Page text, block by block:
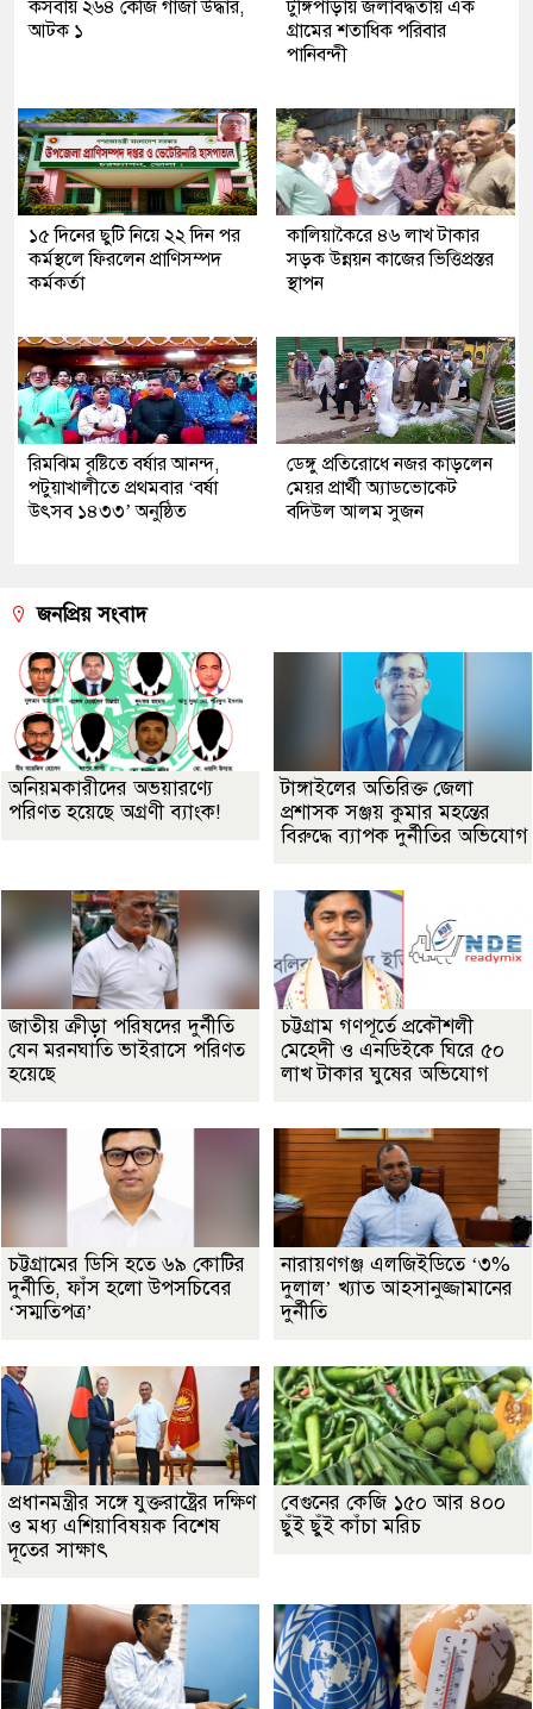
কসবায় ২৬৪ কেজি গাঁজা উদ্ধার,
আটক ১
টুঙ্গিপাড়ায় জলাবদ্ধতায় এক
গ্রামের শতাধিক পরিবার
পানিবন্দী
১৫ দিনের ছুটি নিয়ে ২২ দিন পর
কর্মস্থলে ফিরলেন প্রাণিসম্পদ
কর্মকর্তা
কালিয়াকৈরে ৪৬ লাখ টাকার
সড়ক উন্নয়ন কাজের ভিত্তিপ্রস্তর
স্থাপন
রিমঝিম বৃষ্টিতে বর্ষার আনন্দ,
পটুয়াখালীতে প্রথমবার ‘বর্ষা
উৎসব ১৪৩৩’ অনুষ্ঠিত
ডেঙ্গু প্রতিরোধে নজর কাড়লেন
মেয়র প্রার্থী অ্যাডভোকেট
বদিউল আলম সুজন
জনপ্রিয় সংবাদ
অনিয়মকারীদের অভয়ারণ্যে
পরিণত হয়েছে অগ্রণী ব্যাংক!
টাঙ্গাইলের অতিরিক্ত জেলা
প্রশাসক সঞ্জয় কুমার মহন্তের
বিরুদ্ধে ব্যাপক দুর্নীতির অভিযোগ
জাতীয় ক্রীড়া পরিষদের দুর্নীতি
যেন মরনঘাতি ভাইরাসে পরিণত
হয়েছে
চট্টগ্রাম গণপূর্তে প্রকৌশলী
মেহেদী ও এনডিইকে ঘিরে ৫০
লাখ টাকার ঘুষের অভিযোগ
চট্টগ্রামের ডিসি হতে ৬৯ কোটির
দুর্নীতি, ফাঁস হলো উপসচিবের
‘সম্মতিপত্র’
নারায়ণগঞ্জ এলজিইডিতে ‘৩%
দুলাল’ খ্যাত আহসানুজ্জামানের
দুর্নীতি
প্রধানমন্ত্রীর সঙ্গে যুক্তরাষ্ট্রের দক্ষিণ
ও মধ্য এশিয়াবিষয়ক বিশেষ
দূতের সাক্ষাৎ
বেগুনের কেজি ১৫০ আর ৪০০
ছুঁই ছুঁই কাঁচা মরিচ